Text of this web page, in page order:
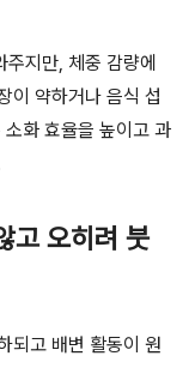
지만, 체중 감량에
이 약하거나 음식 섭
화 효율을 높이고 과
고 오히려 붓
되고 배변 활동이 원